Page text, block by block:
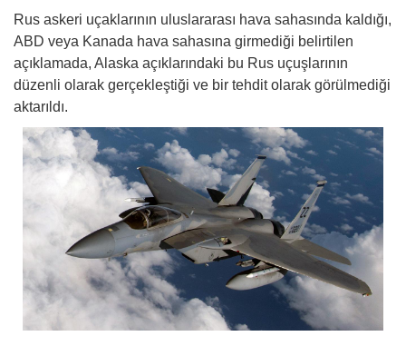
Rus askeri uçaklarının uluslararası hava sahasında kaldığı,
ABD veya Kanada hava sahasına girmediği belirtilen
açıklamada, Alaska açıklarındaki bu Rus uçuşlarının
düzenli olarak gerçekleştiği ve bir tehdit olarak görülmediği
aktarıldı.